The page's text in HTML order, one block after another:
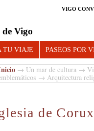
VIGO
Vigo
TU VIAJE PASEOS POR
→ Un mar de cultura →
→ Arquitectura
de